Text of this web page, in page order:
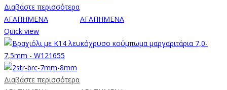
Διαβάστε περισσότερα
ΑΓΑΠΗΜΕΝΑ
ΑΓΑΠΗΜΕΝΑ
Quick view
Διαβάστε περισσότερα